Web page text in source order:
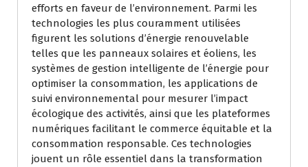
efforts en faveur de l’environnement. Parmi les
technologies les plus couramment utilisées
figurent les solutions d’énergie renouvelable
telles que les panneaux solaires et éoliens, les
systèmes de gestion intelligente de l’énergie pour
optimiser la consommation, les applications de
suivi environnemental pour mesurer l’impact
écologique des activités, ainsi que les plateformes
numériques facilitant le commerce équitable et la
consommation responsable. Ces technologies
jouent un rôle essentiel dans la transformation